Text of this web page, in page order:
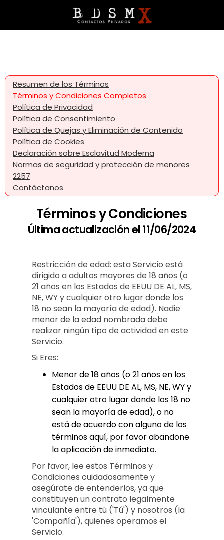
Resumen de los Términos
Términos y Condiciones Completos
Política de Privacidad
Política de Consentimiento
Política de Quejas y Eliminación de Contenido
Política de Cookies
Declaración sobre Esclavitud Moderna
Normas de seguridad y protección de menores
2257
Contáctanos
Términos y Condiciones
Última actualización el 11/06/2024
Restricción de edad: esta Servicio está
dirigido a adultos mayores de 18 años (o
21 años en los Estados de EEUU DE AL, MS,
NE, WY y cualquier otro lugar donde los
18 no sean la mayoría de edad). Nadie
menor de la edad nombrada debe
realizar ningún tipo de actividad en este
Servicio.
Si Eres:
Menor de 18 años (o 21 años en los
Estados de EEUU DE AL, MS, NE, WY y
cualquier otro lugar donde los 18 no
sean la mayoría de edad), o no
está de acuerdo con alguno de los
términos aquí, por favor abandone
la aplicación de inmediato.
Por favor, lee estos Términos y
Condiciones cuidadosamente y
asegúrate de entenderlos, ya que
constituyen un contrato legalmente
vinculante entre tú ('Tú') y nosotros (la
'Compañía'), quienes operamos el
Servicio.